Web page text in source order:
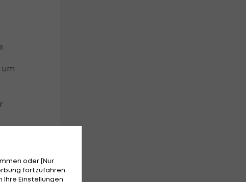
oder [Nur
fortzufahren.
Ihre Einstellungen